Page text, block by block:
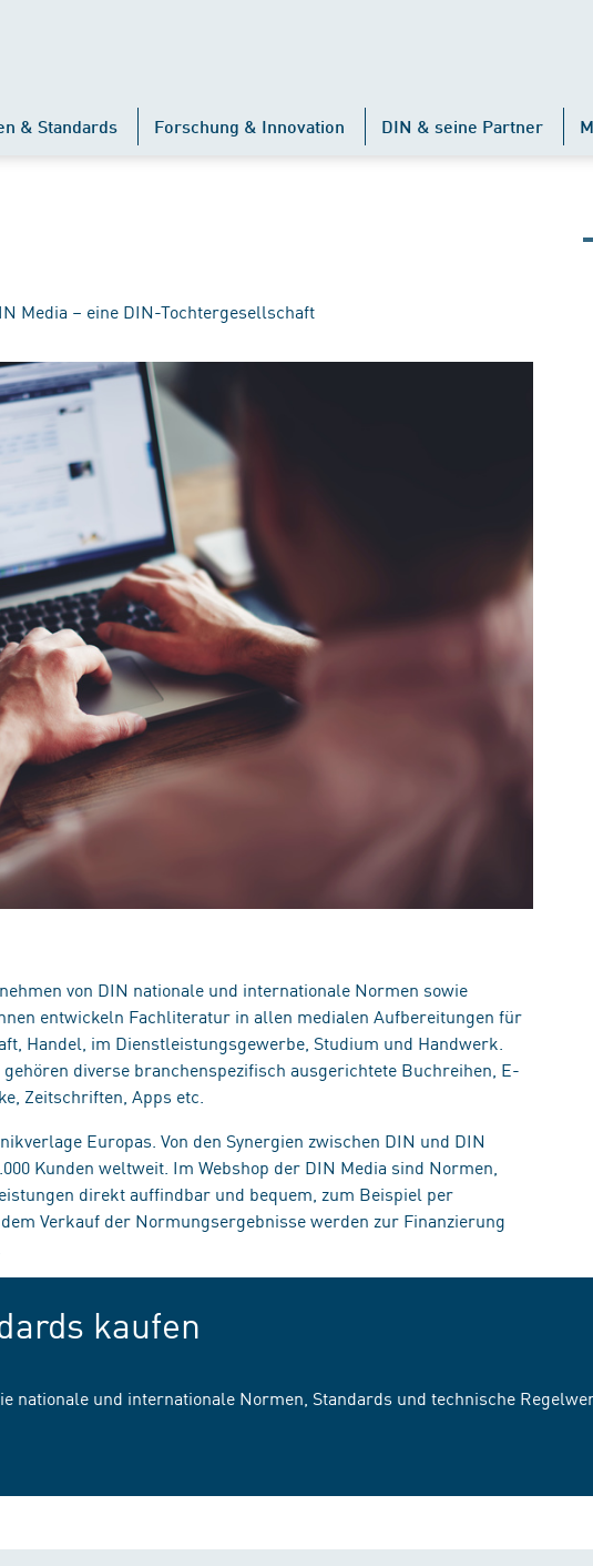
& Standards Forschung & Innovation DIN & seine Partner
Media – eine DIN-Tochtergesellschaft
von DIN nationale und internationale Normen sowie
entwickeln Fachliteratur in allen medialen Aufbereitungen für
Handel, im Dienstleistungsgewerbe, Studium und Handwerk.
diverse branchenspezifisch ausgerichtete Buchreihen, E-
Zeitschriften, Apps etc.
Europas. Von den Synergien zwischen DIN und DIN
Kunden weltweit. Im Webshop der DIN Media sind Normen,
direkt auffindbar und bequem, zum Beispiel per
Verkauf der Normungsergebnisse werden zur Finanzierung
kaufen
nationale und internationale Normen, Standards und technische